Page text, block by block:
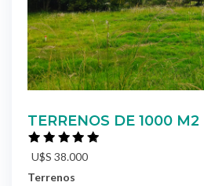
TERRENOS DE 1000 M2
U$S 38.000
Terrenos